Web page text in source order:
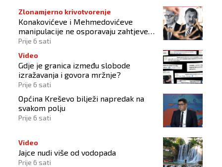
Zlonamjerno krivotvorenje
Konakovićeve i Mehmedovićeve
manipulacije ne osporavaju zahtjeve
Hrvata
Prije 6 sati
Video
Gdje je granica između slobode
izražavanja i govora mržnje?
Prije 6 sati
Općina Kreševo bilježi napredak na
svakom polju
Prije 6 sati
Video
Jajce nudi više od vodopada
Prije 6 sati